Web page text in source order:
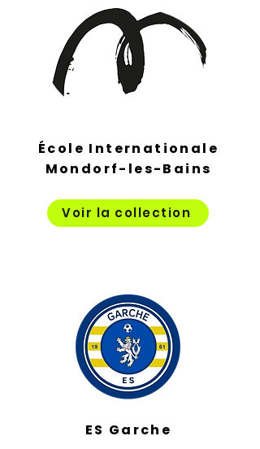
École Internationale
Mondorf-les-Bains
Voir la collection
ES Garche